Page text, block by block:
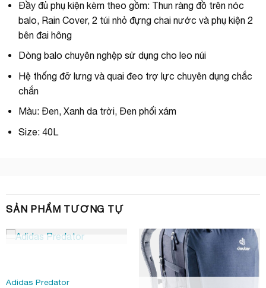
Đầy đủ phụ kiện kèm theo gồm: Thun ràng đồ trên nóc
balo, Rain Cover, 2 túi nhỏ đựng chai nước và phụ kiện 2
bên đai hông
Dòng balo chuyên nghệp sử dụng cho leo núi
Hệ thống đỡ lưng và quai đeo trợ lực chuyên dụng chắc
chắn
Màu: Đen, Xanh da trời, Đen phối xám
Size: 40L
SẢN PHẨM TƯƠNG TỰ
Adidas Predator